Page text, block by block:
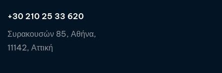
+30 210 25 33 620
Συρακουσών 85, Αθήνα,
11142, Αττική